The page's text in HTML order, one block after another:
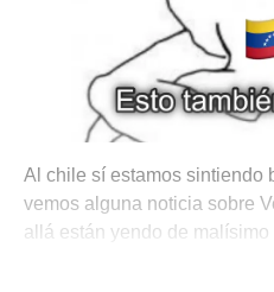
Al chile sí estamos sintiendo
vemos alguna noticia sobre
allá están yendo de malísimo